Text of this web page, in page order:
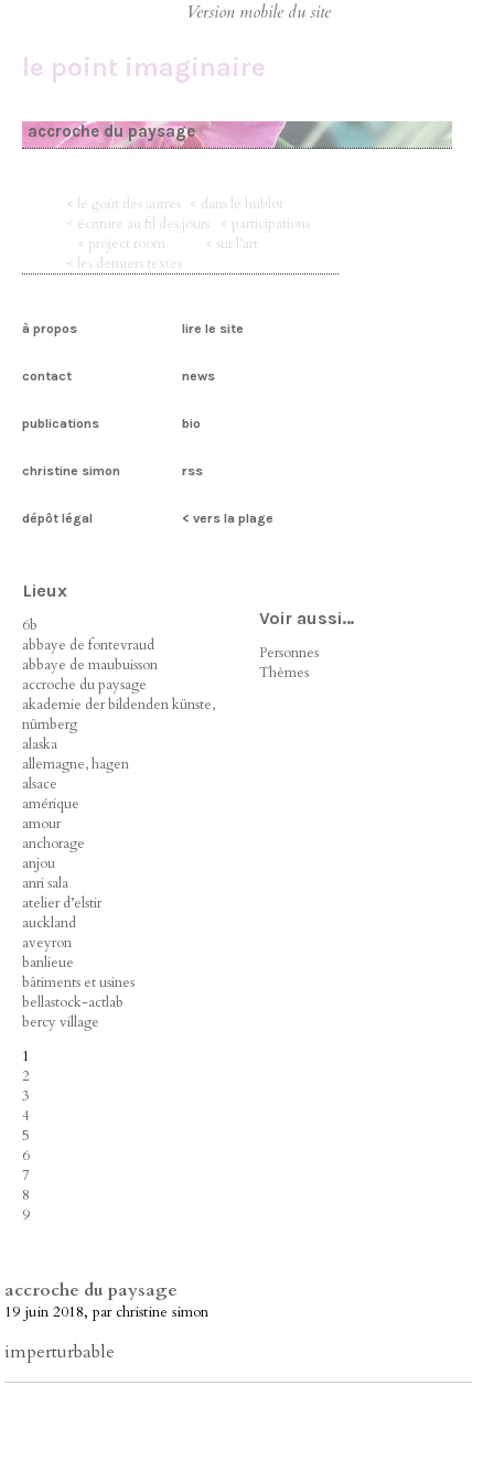
le point imaginaire
accroche du paysage
< le goût des autres < dans le hublot
< écriture au fil des jours
< participations
< project room
< sur l’art
< les derniers textes
à propos lire le site
contact news
publications bio
christine simon rss
dépôt légal < vers la plage
Lieux
6b
abbaye de fontevraud
abbaye de maubuisson
accroche du paysage
akademie der bildenden künste,
nürnberg
alaska
allemagne, hagen
alsace
amérique
amour
anchorage
anjou
anri sala
atelier d’elstir
auckland
aveyron
banlieue
bâtiments et usines
bellastock-actlab
bercy village
1
2
3
4
5
6
7
8
9
Voir aussi…
Personnes
Thèmes
accroche du paysage
19 juin 2018, par christine simon
imperturbable